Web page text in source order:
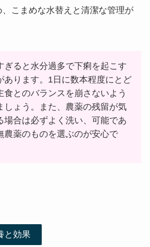
こまめな水替えと清潔な管理が
ぎると水分過多で下痢を起こす
あります。1日に数本程度にとど
食とのバランスを崩さないよう
しょう。また、農薬の残留が気
場合は必ずよく洗い、可能であ
農薬のものを選ぶのが安心で
と効果